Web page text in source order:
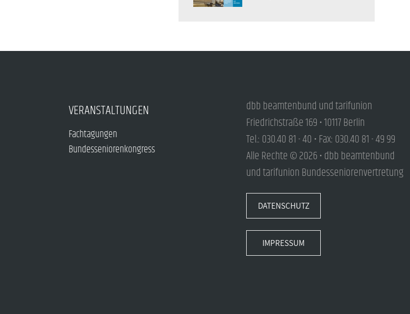
VERANSTALTUNGEN
Fachtagungen
Bundesseniorenkongress
dbb beamtenbund und tarifunion
Friedrichstraße 169 • 10117 Berlin
Tel.: 030.40 81 - 40 • Fax: 030.40 81 - 49 99
Alle Rechte © 2026 • dbb beamtenbund
und tarifunion Bundesseniorenvertretung
DATENSCHUTZ
IMPRESSUM